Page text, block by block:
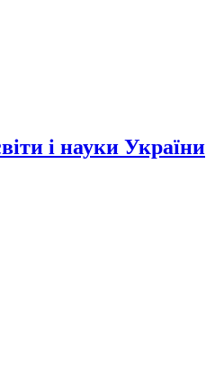
і науки України